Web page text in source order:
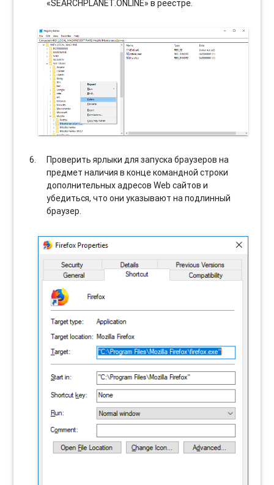
«SEARCHPLANET.ONLINE» в реестре.
Проверить ярлыки для запуска браузеров на
предмет наличия в конце командной строки
дополнительных адресов Web сайтов и
убедиться, что они указывают на подлинный
браузер.